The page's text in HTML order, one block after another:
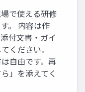
で使える研修
。 内容は作
付文書・ガイ
ください。
自由です。再
」を添えてく